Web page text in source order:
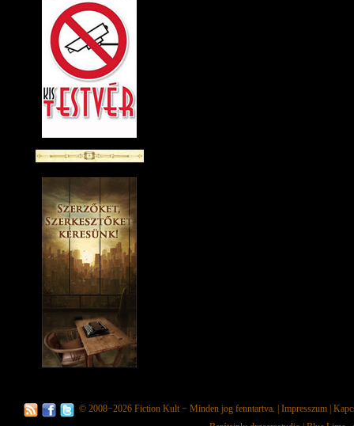
© 2008−2026 Fiction Kult − Minden jog fenntartva. | Impresszum